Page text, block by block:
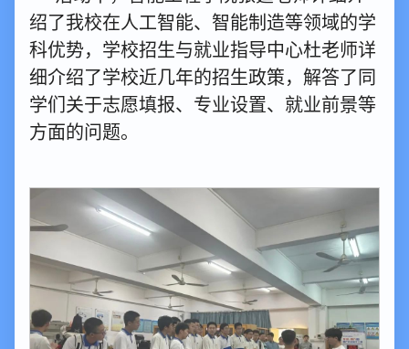
绍了我校在人工智能、智能制造等领域的学
科优势，学校招生与就业指导中心杜老师详
细介绍了学校近几年的招生政策，解答了同
学们关于志愿填报、专业设置、就业前景等
方面的问题。